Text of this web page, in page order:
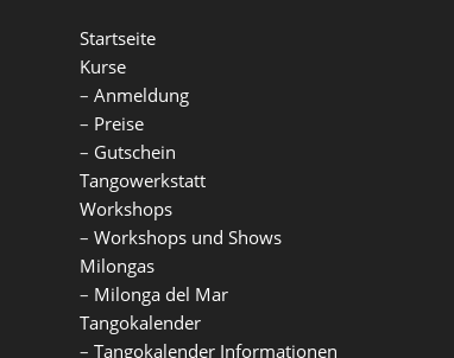
Startseite
Kurse
– Anmeldung
– Preise
– Gutschein
Tangowerkstatt
Workshops
– Workshops und Shows
Milongas
– Milonga del Mar
Tangokalender
– Tangokalender Informationen